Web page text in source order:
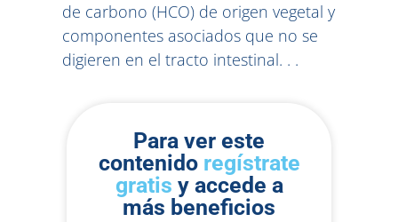
de carbono (HCO) de origen vegetal y
componentes asociados que no se
digieren en el tracto intestinal. . .
Para ver este
contenido regístrate
gratis y accede a
más beneficios